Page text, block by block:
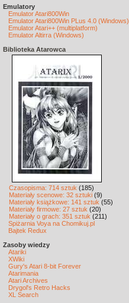
Emulatory
Emulator Atari800Win
Emulator Atari800Win PLus 4.0 (Windows)
Emulator Atari++ (multiplatform)
Emulator Altirra (Windows)
Biblioteka Atarowca
Czasopisma: 714 sztuk (185)
Materiały scenowe: 32 sztuki (9)
Materiały książkowe: 141 sztuk (55)
Materiały firmowe: 27 sztuk (20)
Materiały o grach: 351 sztuk (211)
Spiżarnia Voya na Chomikuj.pl
Bajtek Redux
Zasoby wiedzy
Atariki
XWiki
Gury's Atari 8-bit Forever
Atarimania
Atari Archives
Drygol's Retro Hacks
XL Search